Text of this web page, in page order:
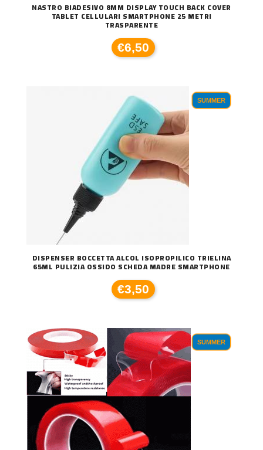
NASTRO BIADESIVO 8MM DISPLAY TOUCH BACK COVER
TABLET CELLULARI SMARTPHONE 25 METRI
TRASPARENTE
€6,50
SUMMER
DISPENSER BOCCETTA ALCOL ISOPROPILICO TRIELINA
65ML PULIZIA OSSIDO SCHEDA MADRE SMARTPHONE
€3,50
SUMMER